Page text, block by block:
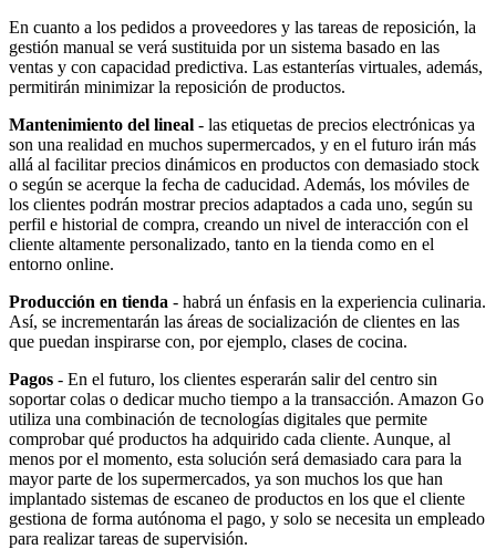
En cuanto a los pedidos a proveedores y las tareas de reposición, la
gestión manual se verá sustituida por un sistema basado en las
ventas y con capacidad predictiva. Las estanterías virtuales, además,
permitirán minimizar la reposición de productos.
Mantenimiento del lineal - las etiquetas de precios electrónicas ya
son una realidad en muchos supermercados, y en el futuro irán más
allá al facilitar precios dinámicos en productos con demasiado stock
o según se acerque la fecha de caducidad. Además, los móviles de
los clientes podrán mostrar precios adaptados a cada uno, según su
perfil e historial de compra, creando un nivel de interacción con el
cliente altamente personalizado, tanto en la tienda como en el
entorno online.
Producción en tienda - habrá un énfasis en la experiencia culinaria.
Así, se incrementarán las áreas de socialización de clientes en las
que puedan inspirarse con, por ejemplo, clases de cocina.
Pagos - En el futuro, los clientes esperarán salir del centro sin
soportar colas o dedicar mucho tiempo a la transacción. Amazon Go
utiliza una combinación de tecnologías digitales que permite
comprobar qué productos ha adquirido cada cliente. Aunque, al
menos por el momento, esta solución será demasiado cara para la
mayor parte de los supermercados, ya son muchos los que han
implantado sistemas de escaneo de productos en los que el cliente
gestiona de forma autónoma el pago, y solo se necesita un empleado
para realizar tareas de supervisión.